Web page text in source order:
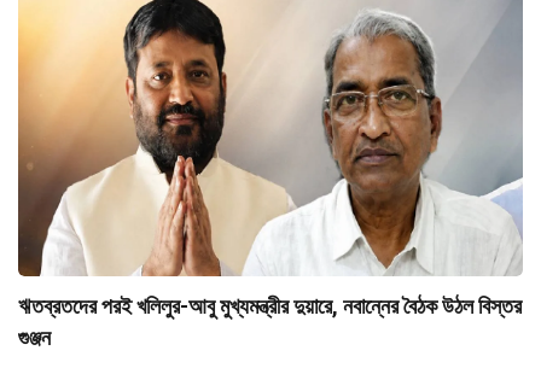
ঋতব্রতদের পরই খলিলুর-আবু মুখ্যমন্ত্রীর দুয়ারে, নবান্নের বৈঠক উঠল বিস্তর
গুঞ্জন